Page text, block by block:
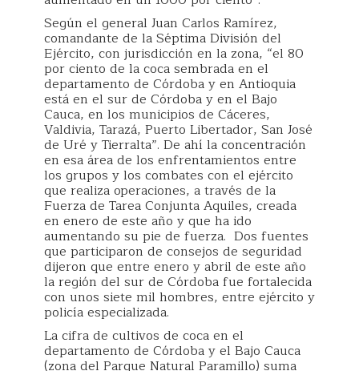
Según el general Juan Carlos Ramírez,
comandante de la Séptima División del
Ejército, con jurisdicción en la zona, “el 80
por ciento de la coca sembrada en el
departamento de Córdoba y en Antioquia
está en el sur de Córdoba y en el Bajo
Cauca, en los municipios de Cáceres,
Valdivia, Tarazá, Puerto Libertador, San José
de Uré y Tierralta”. De ahí la concentración
en esa área de los enfrentamientos entre
los grupos y los combates con el ejército
que realiza operaciones, a través de la
Fuerza de Tarea Conjunta Aquiles, creada
en enero de este año y que ha ido
aumentando su pie de fuerza. Dos fuentes
que participaron de consejos de seguridad
dijeron que entre enero y abril de este año
la región del sur de Córdoba fue fortalecida
con unos siete mil hombres, entre ejército y
policía especializada.
La cifra de cultivos de coca en el
departamento de Córdoba y el Bajo Cauca
(zona del Parque Natural Paramillo) suma